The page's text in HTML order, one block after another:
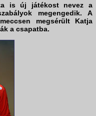
is új játékost nevez a
megengedik. A
megsérült Katja
a csapatba.